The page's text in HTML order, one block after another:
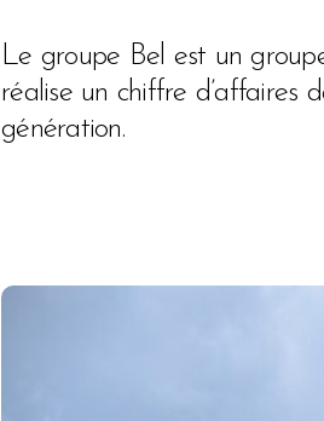
Le groupe Bel est un
réalise un chiffre d’affaires
génération.